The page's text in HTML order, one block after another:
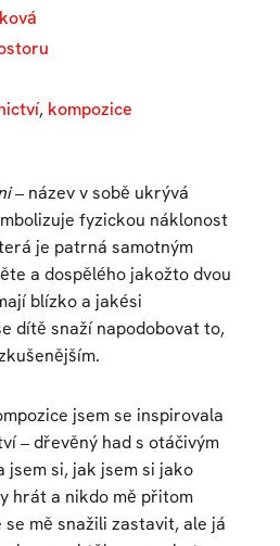
, kompozice
– název v sobě ukrývá
fyzickou náklonost
je patrná samotným
a dospělého jakožto dvou
blízko a jakési
dítě snaží napodobovat to,
jsem se inspirovala
– dřevěný had s otáčivým
jsem si, jak jsem si jako
hrát a nikdo mě přitom
mě snažili zastavit, ale já